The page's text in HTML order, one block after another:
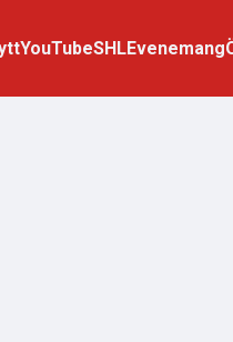
YouTubeSHLEvenemang